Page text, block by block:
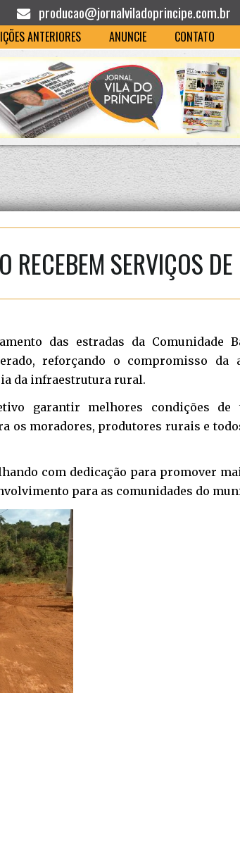
producao@jornalviladoprincipe.com.br
ANTERIORES ANUNCIE CONTATO
SERVIÇOS
das estradas da Comunidade
reforçando o compromisso da
da infraestrutura rural.
garantir melhores condições de
os moradores, produtores rurais e
com dedicação para promover
para as comunidades do